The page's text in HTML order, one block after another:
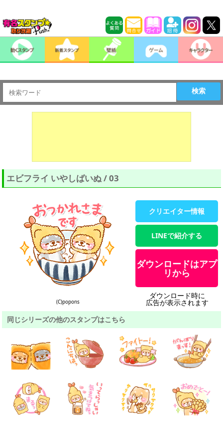
検索
エビフライ いやしばいぬ / 03
(C)popons
クリエイター情報
LINEで紹介する
ダウンロードはアプ
リから
ダウンロード時に
広告が表示されます
同じシリーズの他のスタンプはこちら